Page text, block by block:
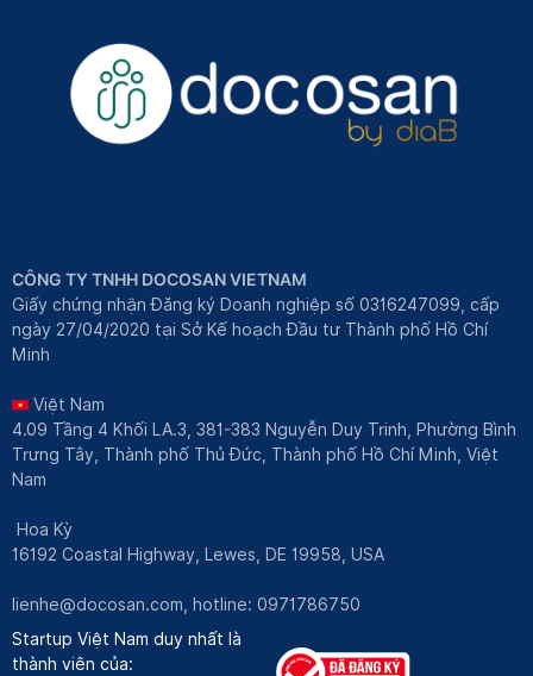
CÔNG TY TNHH DOCOSAN VIETNAM
Giấy chứng nhận Đăng ký Doanh nghiệp số 0316247099, cấp
ngày 27/04/2020 tại Sở Kế hoạch Đầu tư Thành phố Hồ Chí
Minh
Việt Nam
4.09 Tầng 4 Khối LA.3, 381-383 Nguyễn Duy Trinh, Phường Bình
Trưng Tây, Thành phố Thủ Đức, Thành phố Hồ Chí Minh, Việt
Nam
Hoa Kỳ
16192 Coastal Highway, Lewes, DE 19958, USA
lienhe@docosan.com, hotline: 0971786750
Startup Việt Nam duy nhất là
thành viên của: